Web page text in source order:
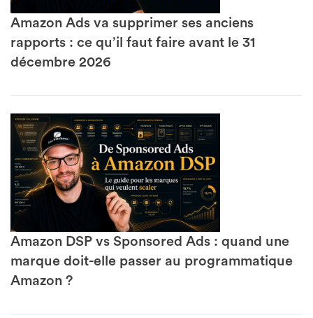
Amazon Ads va supprimer ses anciens
rapports : ce qu’il faut faire avant le 31
décembre 2026
Amazon DSP vs Sponsored Ads : quand une
marque doit-elle passer au programmatique
Amazon ?